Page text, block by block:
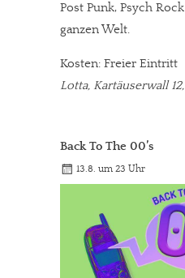
Post Punk, Psych
ganzen Welt.
Kosten: Freier Eintritt
Lotta, Kartäuserwall
Back To The 00’s
13.8. um 23 Uhr